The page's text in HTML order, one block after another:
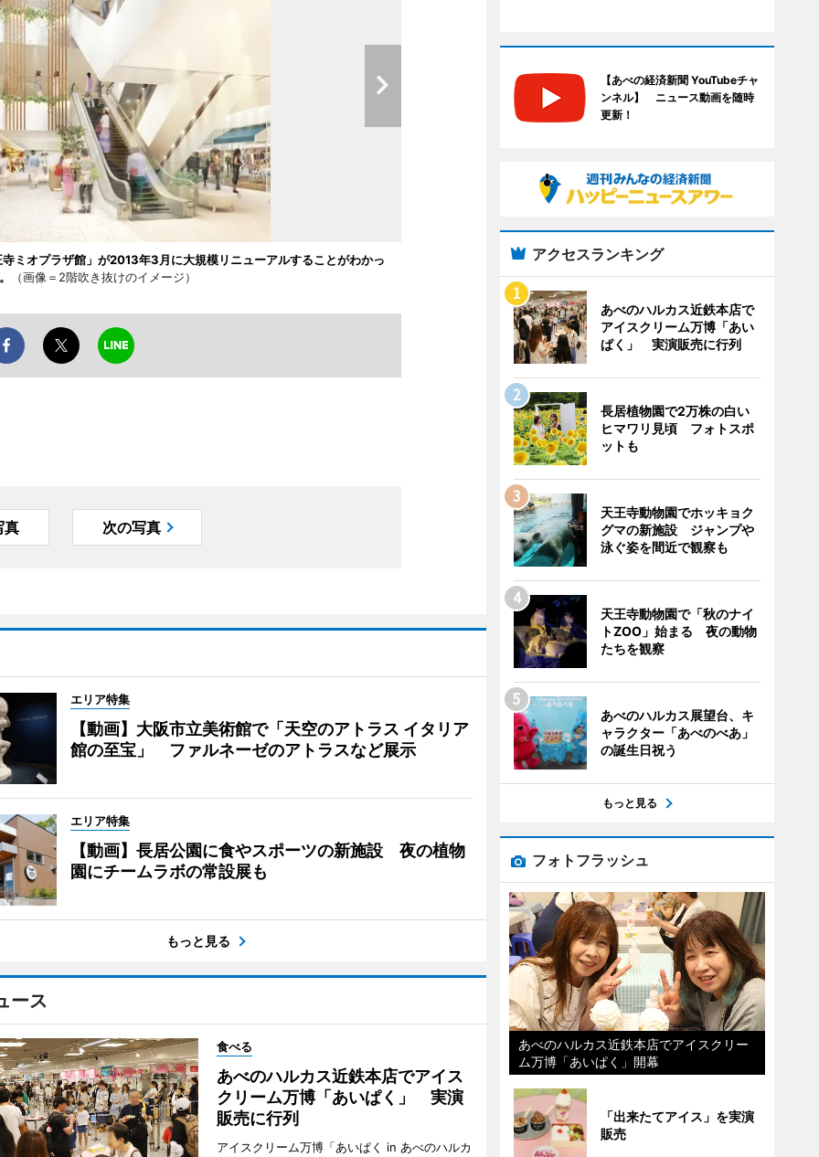
ミオプラザ館」が2013年3月に大規模リニューアルすることがわかっ
（画像＝2階吹き抜けのイメージ）
真 次の写真
エリア特集
【動画】大阪市立美術館で「天空のアトラス イタリア
館の至宝」 ファルネーゼのアトラスなど展示
エリア特集
【動画】長居公園に食やスポーツの新施設 夜の植物
園にチームラボの常設展も
もっと見る
ース
食べる
あべのハルカス近鉄本店でアイス
クリーム万博「あいぱく」 実演
販売に行列
アイスクリーム万博「あいぱく in あべのハルカ
【あべの経済新聞 YouTubeチャ
ンネル】 ニュース動画を随時
更新！
アクセスランキング
あべのハルカス近鉄本店で
アイスクリーム万博「あい
ぱく」 実演販売に行列
長居植物園で2万株の白い
ヒマワリ見頃 フォトスポ
ットも
天王寺動物園でホッキョク
グマの新施設 ジャンプや
泳ぐ姿を間近で観察も
天王寺動物園で「秋のナイ
トZOO」始まる 夜の動物
たちを観察
あべのハルカス展望台、キ
ャラクター「あべのべあ」
の誕生日祝う
もっと見る
フォトフラッシュ
あべのハルカス近鉄本店でアイスクリー
ム万博「あいぱく」開幕
「出来たてアイス」を実演
販売